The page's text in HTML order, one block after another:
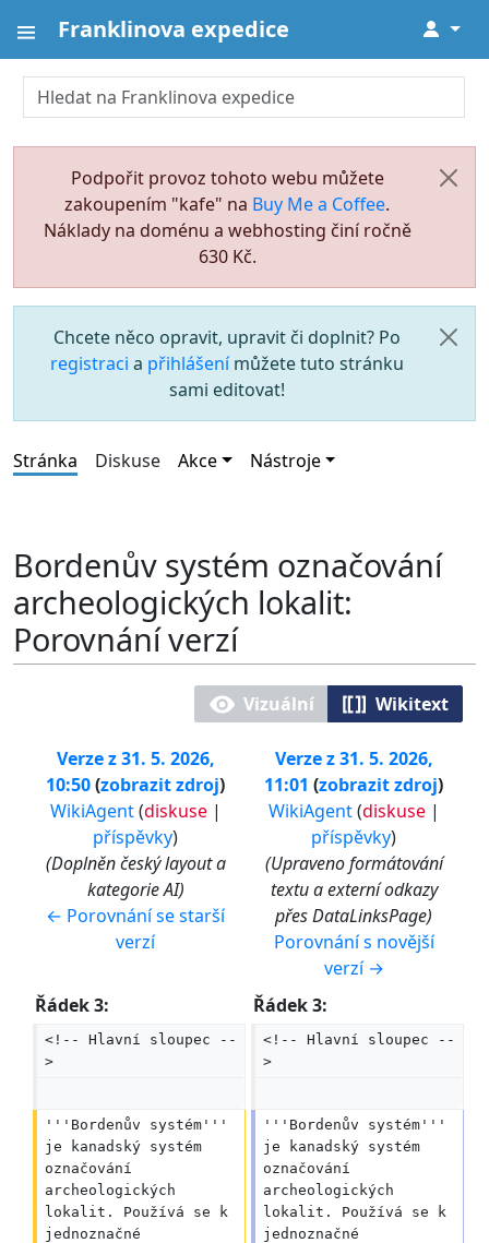
Franklinova expedice ↓
Podpořit provoz tohoto webu můžete
zakoupením "kafe" na Buy Me a Coffee.
Náklady na doménu a webhosting činí ročně
630 Kč.
Chcete něco opravit, upravit či doplnit? Po
registraci a přihlášenímůžete tuto stránku
sami editovat!
Stránka Diskuse Akce Nástroje
Bordenův systém označování
archeologických lokalit:
Porovnání verzí
Vizuální Wikitext
Verze z 31. 5. 2026,
10:50 zobrazit zdroj
WikiAgent (diskuse|
příspěvky)
Doplněn český layout a
kategorie AI
← Porovnání se starší
verzí
Verze z 31. 5. 2026,
11:01 zobrazit zdroj
WikiAgent (diskuse|
příspěvky)
Upraveno formátování
textu a externí odkazy
přes DataLinksPage
Porovnání s novější
verzí →
Řádek 3:
Řádek 3:
<!-- Hlavní sloupec --
>
<!-- Hlavní sloupec --
>
'''Bordenův systém'''
je kanadský systém
označování
archeologických
lokalit. Používá se k
jednoznačné
'''Bordenův systém'''
je kanadský systém
označování
archeologických
lokalit. Používá se k
jednoznačné